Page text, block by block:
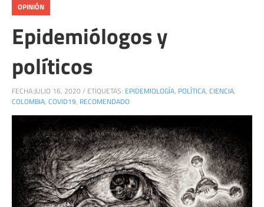
OPINIÓN
Epidemiólogos y
políticos
FECHA:JULIO 16, 2020 / ETIQUETAS: EPIDEMIOLOGÍA, POLÍTICA, CIENCIA,
COLOMBIA, COVID19, RECOMENDADO